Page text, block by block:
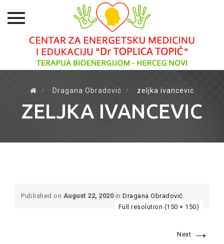
⁄ Dragana Obradović ⁄ zeljka ivancevic
ZELJKA IVANCEVIC
Published on August 22, 2020in Dragana Obradović
Full resolution (150 × 150)
Next →